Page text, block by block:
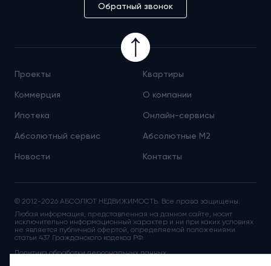
Обратный звонок
Проекты Квартиры
Коммерция О компании
Ипотека Онлайн-сервисы
Абсолютный сервис Абсолютные М2
Новости Контакты
© 2012-2026 АБСОЛЮТ НЕДВИЖИМОСТЬ. Все права защищены.
Любая информация, представленная на данном сайте, носит
исключительно информационный характер и ни при каких условиях
не является публичной офертой, определяемой положениями
статьи 437 Гражданского кодекса РФ.
Политика обработки персональных данных